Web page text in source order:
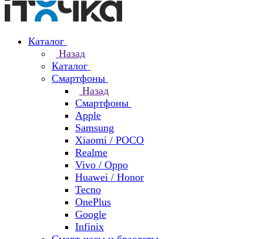
Каталог
Назад
Каталог
Смартфоны
Назад
Смартфоны
Apple
Samsung
Xiaomi / POCO
Realme
Vivo / Oppo
Huawei / Honor
Tecno
OnePlus
Google
Infinix